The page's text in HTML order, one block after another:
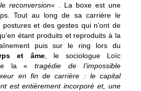
reconversion« . La boxe est une
Tout au long de sa carrière le
et des gestes qui n’ont de
étant produits et reproduits à la
puis sur le ring lors du
et âme, le sociologue Loïc
de la «tragédie de l’impossible
en fin de carrière : le capital
est entièrement incorporé et, une